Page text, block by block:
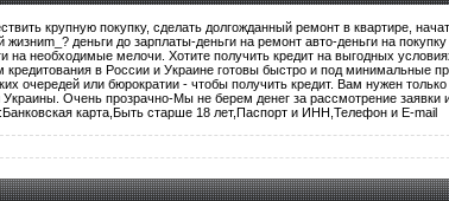
крупную покупку, сделать долгожданный ремонт в квартире,
деньги до зарплаты-деньги на ремонт авто-деньги на покупку
на необходимые мелочи. Хотите получить кредит на выгодных
в России и Украине готовы быстро и под минимальные
очередей или бюрократии - чтобы получить кредит. Вам нужен только
Украины. Очень прозрачно-Мы не берем денег за рассмотрение заявки
карта,Быть старше 18 лет,Паспорт и ИНН,Телефон и Е-mail